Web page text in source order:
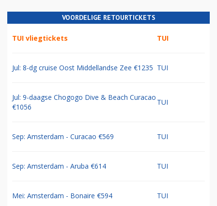
VOORDELIGE RETOURTICKETS
TUI vliegtickets TUI
Jul: 8-dg cruise Oost Middellandse Zee €1235 TUI
Jul: 9-daagse Chogogo Dive & Beach Curacao
€1056
TUI
Sep: Amsterdam - Curacao €569 TUI
Sep: Amsterdam - Aruba €614 TUI
Mei: Amsterdam - Bonaire €594 TUI